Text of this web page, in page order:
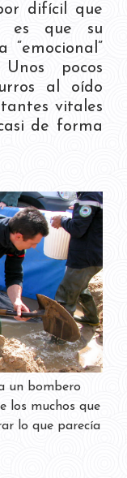
difícil que
es que su
pocos
al oído
vitales
de forma
un bombero
los muchos que
lo que parecía